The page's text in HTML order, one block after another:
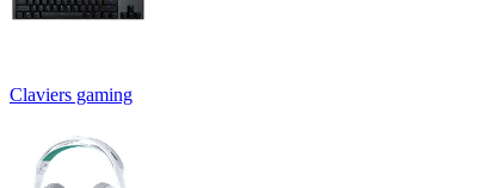
Claviers gaming